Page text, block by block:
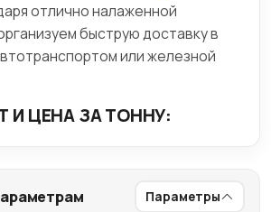
отлично налаженной
быструю доставку в
или железной
И ЦЕНА ЗА ТОННУ:
Параметры